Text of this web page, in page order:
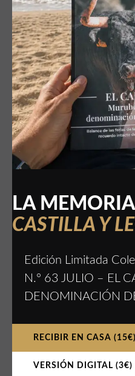
LA
CASTILLA Y
Edición Limitada
N.º 63 JULIO – EL
DENOMINACIÓN
RECIBIR EN CASA (15€)
VERSIÓN DIGITAL (3€)